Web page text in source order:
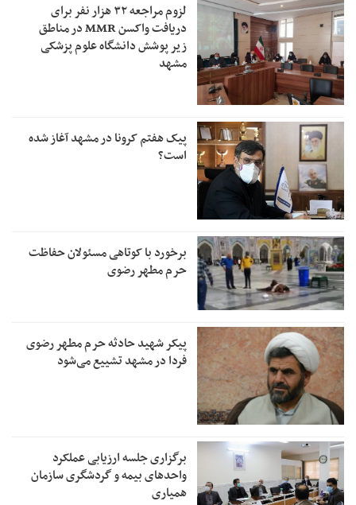
لزوم مراجعه ۳۲ هزار نفر برای
دریافت واکسن MMR در مناطق
زیر پوشش دانشگاه علوم پزشکی
مشهد
پیک هفتم کرونا در مشهد آغاز شده
است؟
برخورد با کوتاهی مسئولان حفاظت
حرم مطهر رضوی
پیکر شهید حادثه حرم مطهر رضوی
فردا در مشهد تشییع می‌شود
برگزاری جلسه ارزیابی عملکرد
واحدهای بیمه و گردشگری سازمان
همیاری